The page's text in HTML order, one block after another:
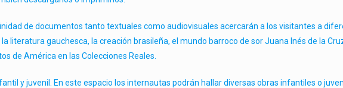
de documentos tanto textuales como audiovisuales acercarán a los visitantes a
literatura gauchesca, la creación brasileña, el mundo barroco de sor Juana Inés de la
de América en las Colecciones Reales.
y juvenil. En este espacio los internautas podrán hallar diversas obras infantiles o